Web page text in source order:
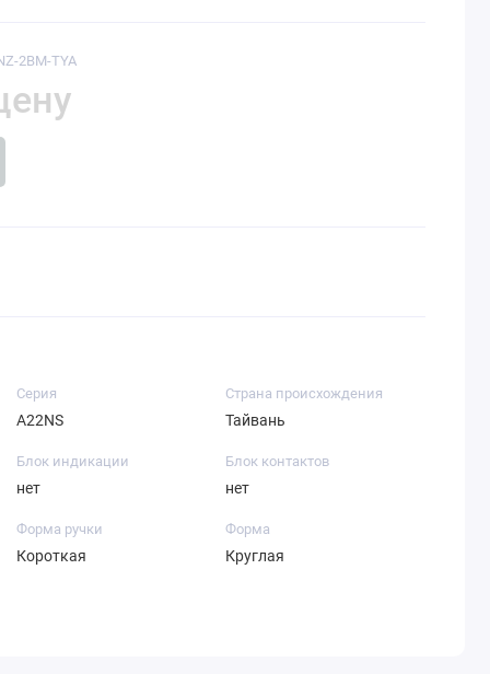
2BM-TYA
Серия
A22NS
Страна происхождения
Тайвань
Блок индикации
нет
Блок контактов
нет
Форма ручки
Короткая
Форма
Круглая